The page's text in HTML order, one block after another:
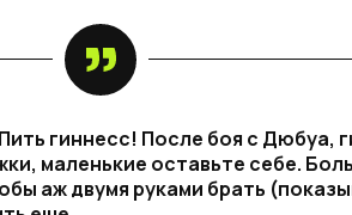
гиннесс! После боя с Дюбуа,
маленькие оставьте себе.
аж двумя руками брать